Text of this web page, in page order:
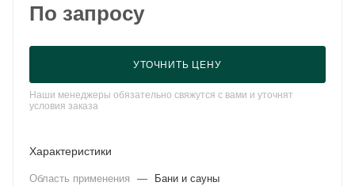
По запросу
УТОЧНИТЬ ЦЕНУ
Наши менеджеры обязательно свяжутся с вами и уточнят
условия заказа
Характеристики
Область применения —
Бани и сауны